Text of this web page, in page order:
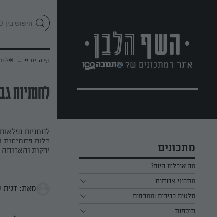
מתכונים
מה אוכלים היום?
מתכוני ארוחות
ארוחת בוקר
ארוחת צהריים
סלטים כריכים וממרחים
כל הסלטים כריכים וממרחים
תוספות
דף הבית »
...
»
לחמניות
לחמניות
ירקות
מאת: דנית